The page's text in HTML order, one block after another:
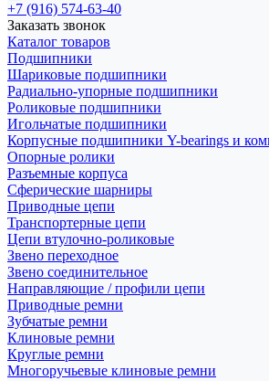
+7 (916) 574-63-40
Заказать звонок
Каталог товаров
Подшипники
Шариковые подшипники
Радиально-упорные подшипники
Роликовые подшипники
Игольчатые подшипники
Корпусные подшипники Y-bearings и
Опорные ролики
Разъемные корпуса
Сферические шарниры
Приводные цепи
Транспортерные цепи
Цепи втулочно-роликовые
Звено переходное
Звено соединительное
Направляющие / профили цепи
Приводные ремни
Зубчатые ремни
Клиновые ремни
Круглые ремни
Многоручьевые клиновые ремни